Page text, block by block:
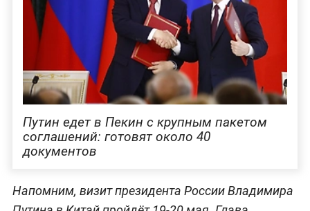
Путин едет в Пекин с крупным пакетом
соглашений: готовят около 40
документов
Напомним, визит президента России Владимира